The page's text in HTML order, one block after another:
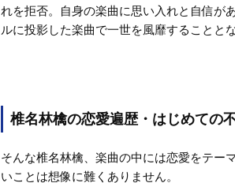
れを拒否。自身の楽曲に思い入れと自信が
ルに投影した楽曲で一世を風靡することとな
椎名林檎の恋愛遍歴・はじめての
そんな椎名林檎、楽曲の中には恋愛をテー
いことは想像に難くありません。